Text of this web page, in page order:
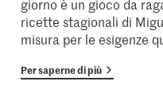
giorno è un gioco da
ricette stagionali di
misura per le esigenze
Per saperne di più